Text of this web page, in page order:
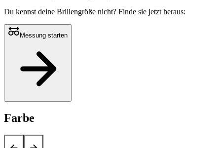
Du kennst deine Brillengröße nicht? Finde sie jetzt heraus:
Messung starten
Farbe